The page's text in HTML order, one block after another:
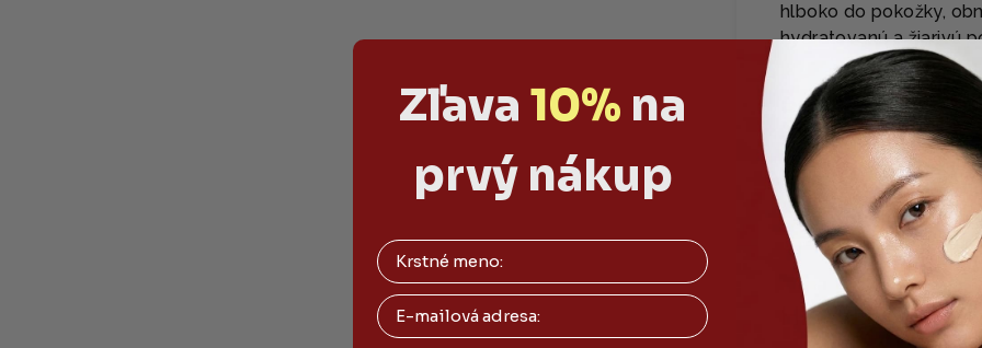
hlboko do pokožky,
hydratovanú a žiarivú
PREČO SI
✅ Okamžitá a
✅ Viditeľne
✅ Posilnená a
✅ Luxusná
HLAVNÉ
Zľava 10% na
prvý nákup
Email